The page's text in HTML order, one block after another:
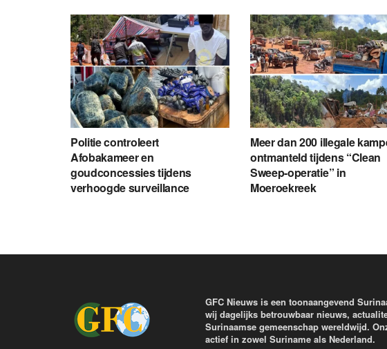
Politie controleert
Afobakameer en
goudconcessies tijdens
verhoogde surveillance
Meer dan 200 illegale
ontmanteld tijdens “Clean
Sweep-operatie” in
Moeroekreek
GFC Nieuws is een toonaangevend
wij dagelijks betrouwbaar nieuws,
Surinaamse gemeenschap wereldwijd.
actief in zowel Suriname als Nederland.